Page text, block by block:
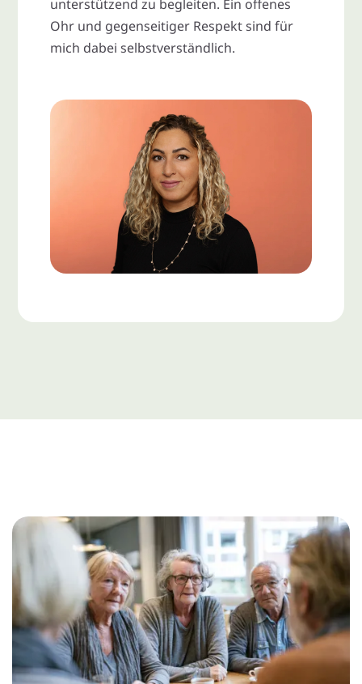
unterstützend zu begleiten. Ein offenes
Ohr und gegenseitiger Respekt sind für
mich dabei selbstverständlich.